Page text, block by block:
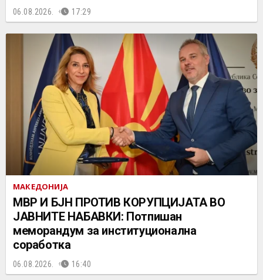
06.08.2026. 17:29
МАКЕДОНИЈА
МВР И БЈН ПРОТИВ КОРУПЦИЈАТА ВО
ЈАВНИТЕ НАБАВКИ: Потпишан
меморандум за институционална
соработка
06.08.2026. 16:40